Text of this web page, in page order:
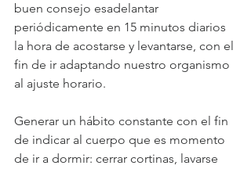
buen consejo esadelantar
periódicamente en 15 minutos diarios
la hora de acostarse y levantarse, con el
fin de ir adaptando nuestro organismo
al ajuste horario.
Generar un hábito constante con el fin
de indicar al cuerpo que es momento
de ir a dormir: cerrar cortinas, lavarse